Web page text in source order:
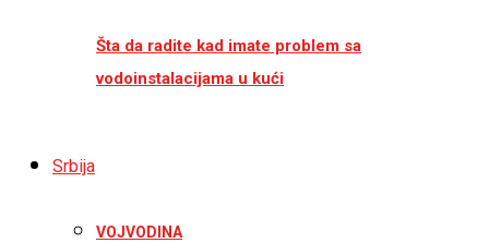
Šta da radite kad imate problem sa
vodoinstalacijama u kući
Srbija
VOJVODINA